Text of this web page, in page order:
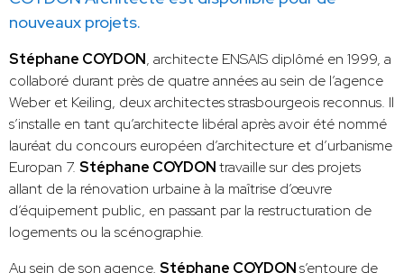
nouveaux projets.
Stéphane COYDON, architecte ENSAIS diplômé en 1999, a
collaboré durant près de quatre années au sein de l’agence
Weber et Keiling, deux architectes strasbourgeois reconnus. Il
s’installe en tant qu’architecte libéral après avoir été nommé
lauréat du concours européen d’architecture et d’urbanisme
Europan 7. Stéphane COYDONtravaille sur des projets
allant de la rénovation urbaine à la maîtrise d’œuvre
d’équipement public, en passant par la restructuration de
logements ou la scénographie.
Au sein de son agence, Stéphane COYDONs’entoure de